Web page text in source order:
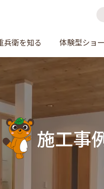
兵衛を知る 体験型ショ
施工事